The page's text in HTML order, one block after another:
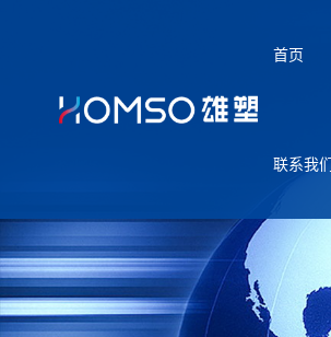
首页
联系我们